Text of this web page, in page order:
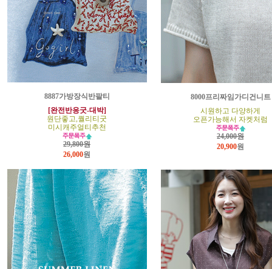
8887가방장식반팔티
[완전반응굿-대박]
원단좋고,퀄리티굿
미시캐주얼티추천
29,800원
26,000원
8000프리짜임가디건니트
시원하고 다양하게
오픈가능해서 자켓처럼
24,000원
20,900원